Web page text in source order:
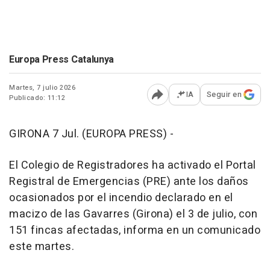
Europa Press Catalunya
Martes, 7 julio 2026
Publicado: 11:12
Abrir opciones para
IA Seguir en
GIRONA 7 Jul. (EUROPA PRESS) -
El Colegio de Registradores ha activado el Portal
Registral de Emergencias (PRE) ante los daños
ocasionados por el incendio declarado en el
macizo de las Gavarres (Girona) el 3 de julio, con
151 fincas afectadas, informa en un comunicado
este martes.